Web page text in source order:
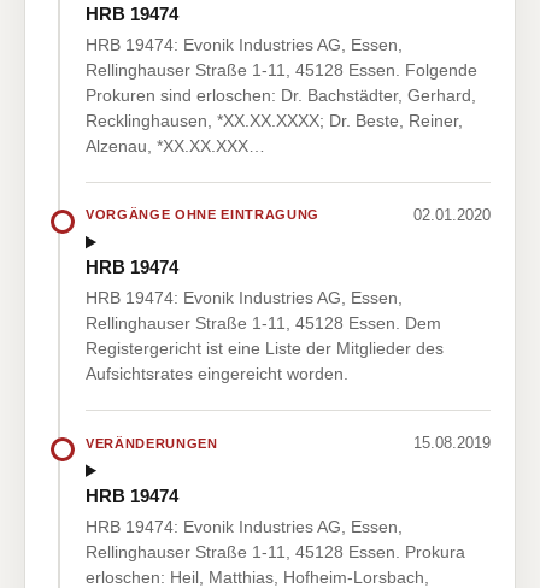
HRB 19474
HRB 19474: Evonik Industries AG, Essen,
Rellinghauser Straße 1-11, 45128 Essen. Folgende
Prokuren sind erloschen: Dr. Bachstädter, Gerhard,
Recklinghausen, *XX.XX.XXXX; Dr. Beste, Reiner,
Alzenau, *XX.XX.XXX…
VORGÄNGE OHNE EINTRAGUNG 02.01.2020
HRB 19474
HRB 19474: Evonik Industries AG, Essen,
Rellinghauser Straße 1-11, 45128 Essen. Dem
Registergericht ist eine Liste der Mitglieder des
Aufsichtsrates eingereicht worden.
VERÄNDERUNGEN 15.08.2019
HRB 19474
HRB 19474: Evonik Industries AG, Essen,
Rellinghauser Straße 1-11, 45128 Essen. Prokura
erloschen: Heil, Matthias, Hofheim-Lorsbach,